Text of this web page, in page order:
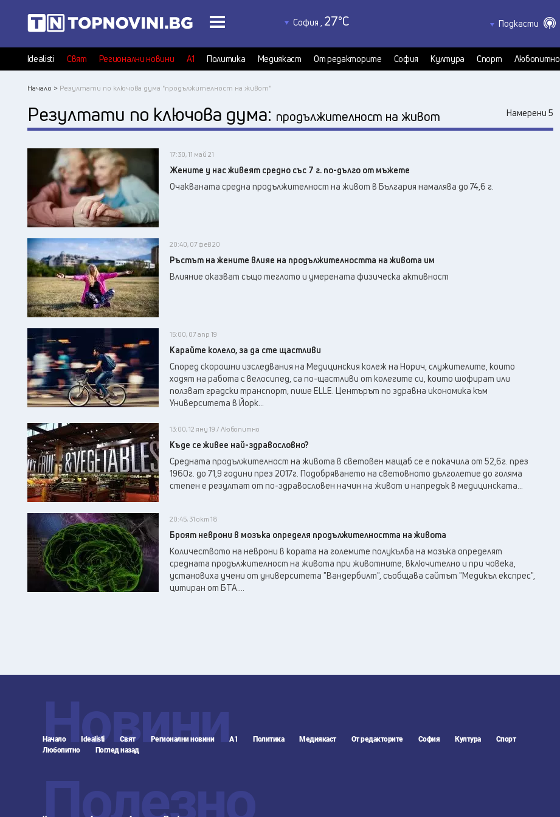
София , 27°C
Бургас, 33°C
Варна, 32°C
Видин , 37°C
Добрич , 32°C
Кърджали , 32°C
Пазарджик, 33°C
Перник, 31°C
Русе , 34
Силистра , 34°C
Сливен, 32°C
Смолян, 24°C
Търговище
Хасково, 36°C
Шумен, 33°C
Подкасти
КултурКаст
Медиякаст
Idealisti Свят Регионални новини А1 Политика Медиякаст От редакторите София Култура Спорт Любопитно
Начало > Резултати по ключова дума "продължителност на живот"
Резултати по ключова дума: продължителност на живот Намерени 5
17:30, 11 май 21
Жените у нас живеят средно със 7 г. по-дълго от мъжете
Очакваната средна продължителност на живот в България намалява до 74,6 г.
20:40, 07 фев 20
Ръстът на жените влияе на продължителността на живота им
Влияние оказват също теглото и умерената физическа активност
15:00, 07 апр 19
Карайте колело, за да сте щастливи
Според скорошни изследвания на Медицинския колеж на Норич, служителите, които
ходят на работа с велосипед, са по-щастливи от колегите си, които шофират или
ползват градски транспорт, пише ELLE. Центърът по здравна икономика към
Университета в Йорк...
13:00, 12 яну 19 / Любопитно
Къде се живее най-здравословно?
Средната продължителност на живота в световен мащаб се е покачила от 52,6г. през
1960г. до 71,9 години през 2017г. Подобряването на световното дълголетие до голяма
степен е резултат от по-здравословен начин на живот и напредък в медицинската...
20:45, 31 окт 18
Броят неврони в мозъка определя продължителността на живота
Количеството на неврони в кората на големите полукълба на мозъка определят
средната продължителност на живота при животните, включително и при човека,
установиха учени от университета "Вандербилт", съобщава сайтът "Медикъл експрес",
цитиран от БТА....
Новини
Начало Idealisti Свят Регионални новини А1 Политика Медиякаст От редакторите София Култура
Спорт
Любопитно
Поглед назад
Полезно